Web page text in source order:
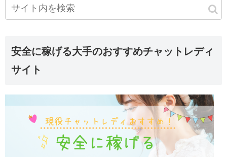
安全に稼げる大手のおすすめチャットレディ
サイト